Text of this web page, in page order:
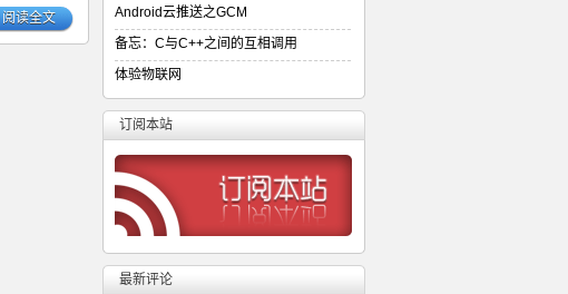
阅读全文
Android云推送之GCM
备忘：C与C++之间的互相调用
体验物联网
订阅本站
最新评论